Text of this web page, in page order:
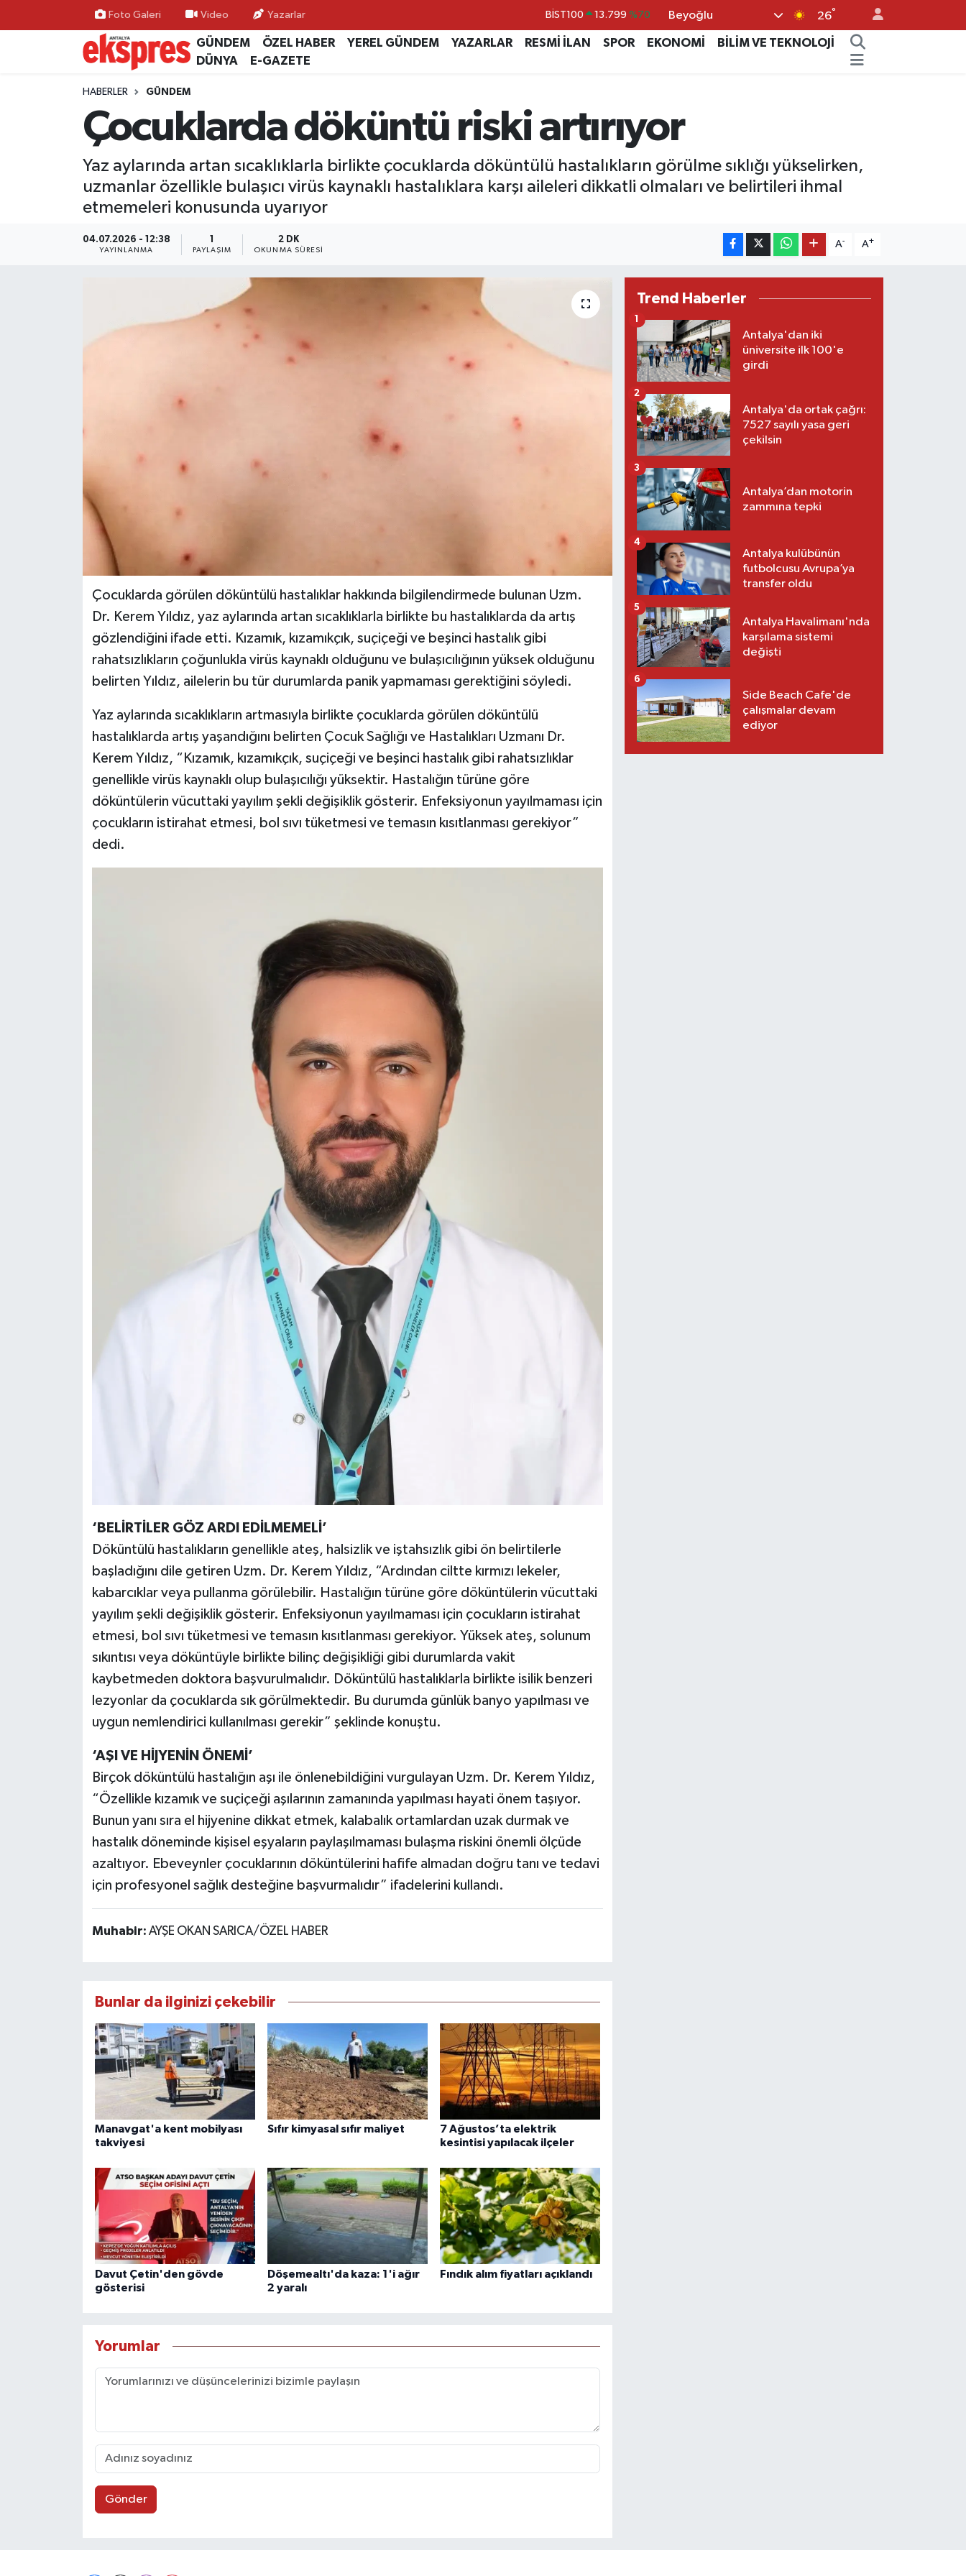
Foto Galeri Video Yazarlar BITCOIN 64.225,61 %-0.63
DOLAR 47,7143 %0.16
GRAM ALTIN 6510.40 %0.45
BİST100 13.799 %70
Beyoğlu 26°
GÜNDEM ÖZEL HABER YEREL GÜNDEM YAZARLAR RESMİ İLAN SPOR EKONOMİ
BİLİM VE TEKNOLOJİ
DÜNYA
E-GAZETE
HABERLER GÜNDEM
Çocuklarda döküntü riski artırıyor
Yaz aylarında artan sıcaklıklarla birlikte çocuklarda döküntülü hastalıkların görülme sıklığı yükselirken,
uzmanlar özellikle bulaşıcı virüs kaynaklı hastalıklara karşı aileleri dikkatli olmaları ve belirtileri ihmal
etmemeleri konusunda uyarıyor
04.07.2026 - 12:38
YAYINLANMA
1
PAYLAŞIM
2 DK
OKUNMA SÜRESI
A- A+
Çocuklarda görülen döküntülü hastalıklar hakkında bilgilendirmede bulunan Uzm.
Dr. Kerem Yıldız, yaz aylarında artan sıcaklıklarla birlikte bu hastalıklarda da artış
gözlendiğini ifade etti. Kızamık, kızamıkçık, suçiçeği ve beşinci hastalık gibi
rahatsızlıkların çoğunlukla virüs kaynaklı olduğunu ve bulaşıcılığının yüksek olduğunu
belirten Yıldız, ailelerin bu tür durumlarda panik yapmaması gerektiğini söyledi.
Yaz aylarında sıcaklıkların artmasıyla birlikte çocuklarda görülen döküntülü
hastalıklarda artış yaşandığını belirten Çocuk Sağlığı ve Hastalıkları Uzmanı Dr.
Kerem Yıldız, “Kızamık, kızamıkçık, suçiçeği ve beşinci hastalık gibi rahatsızlıklar
genellikle virüs kaynaklı olup bulaşıcılığı yüksektir. Hastalığın türüne göre
döküntülerin vücuttaki yayılım şekli değişiklik gösterir. Enfeksiyonun yayılmaması için
çocukların istirahat etmesi, bol sıvı tüketmesi ve temasın kısıtlanması gerekiyor”
dedi.
‘BELİRTİLER GÖZ ARDI EDİLMEMELİ’
Döküntülü hastalıkların genellikle ateş, halsizlik ve iştahsızlık gibi ön belirtilerle
başladığını dile getiren Uzm. Dr. Kerem Yıldız, “Ardından ciltte kırmızı lekeler,
kabarcıklar veya pullanma görülebilir. Hastalığın türüne göre döküntülerin vücuttaki
yayılım şekli değişiklik gösterir. Enfeksiyonun yayılmaması için çocukların istirahat
etmesi, bol sıvı tüketmesi ve temasın kısıtlanması gerekiyor. Yüksek ateş, solunum
sıkıntısı veya döküntüyle birlikte bilinç değişikliği gibi durumlarda vakit
kaybetmeden doktora başvurulmalıdır. Döküntülü hastalıklarla birlikte isilik benzeri
lezyonlar da çocuklarda sık görülmektedir. Bu durumda günlük banyo yapılması ve
uygun nemlendirici kullanılması gerekir” şeklinde konuştu.
‘AŞI VE HİJYENİN ÖNEMİ’
Birçok döküntülü hastalığın aşı ile önlenebildiğini vurgulayan Uzm. Dr. Kerem Yıldız,
“Özellikle kızamık ve suçiçeği aşılarının zamanında yapılması hayati önem taşıyor.
Bunun yanı sıra el hijyenine dikkat etmek, kalabalık ortamlardan uzak durmak ve
hastalık döneminde kişisel eşyaların paylaşılmaması bulaşma riskini önemli ölçüde
azaltıyor. Ebeveynler çocuklarının döküntülerini hafife almadan doğru tanı ve tedavi
için profesyonel sağlık desteğine başvurmalıdır” ifadelerini kullandı.
Muhabir: AYŞE OKAN SARICA/ÖZEL HABER
Bunlar da ilginizi çekebilir
Manavgat'a kent mobilyası
takviyesi
Sıfır kimyasal sıfır maliyet
7 Ağustos’ta elektrik
kesintisi yapılacak ilçeler
Davut Çetin'den gövde
gösterisi
Döşemealtı'da kaza: 1'i ağır
2 yaralı
Fındık alım fiyatları açıklandı
Yorumlar
Gönder
Trend Haberler
Antalya'dan iki
üniversite ilk 100'e
girdi
1
Antalya'da ortak çağrı:
7527 sayılı yasa geri
çekilsin
2
Antalya’dan motorin
zammına tepki
3
Antalya kulübünün
futbolcusu Avrupa’ya
transfer oldu
4
Antalya Havalimanı'nda
karşılama sistemi
değişti
5
Side Beach Cafe'de
çalışmalar devam
ediyor
6
ÖZEL HABER
GÜNDEM
YEREL GÜNDEM
EKONOMİ
KÜLTÜR - SANAT
VİDEO HABERLER
YAZARLAR
MAGAZİN
Nöbetçi Eczaneler
Hava Durumu
Trafik Durumu
Süper Lig Puan Durumu ve Fikstür
Tüm Manşetler
Son Dakika Haberleri